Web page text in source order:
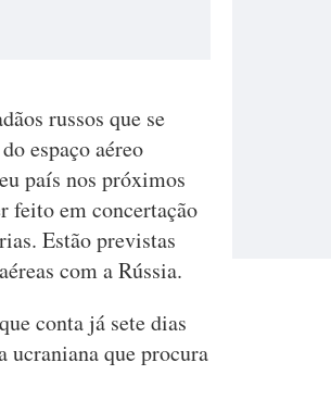
russos que se
espaço aéreo
país nos próximos
feito em concertação
Estão previstas
com a Rússia.
conta já sete dias
ucraniana que procura